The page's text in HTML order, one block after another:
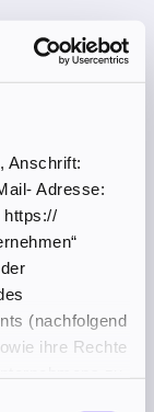
Anschrift:
Adresse:
https://
(nachfolgend
ihre Rechte